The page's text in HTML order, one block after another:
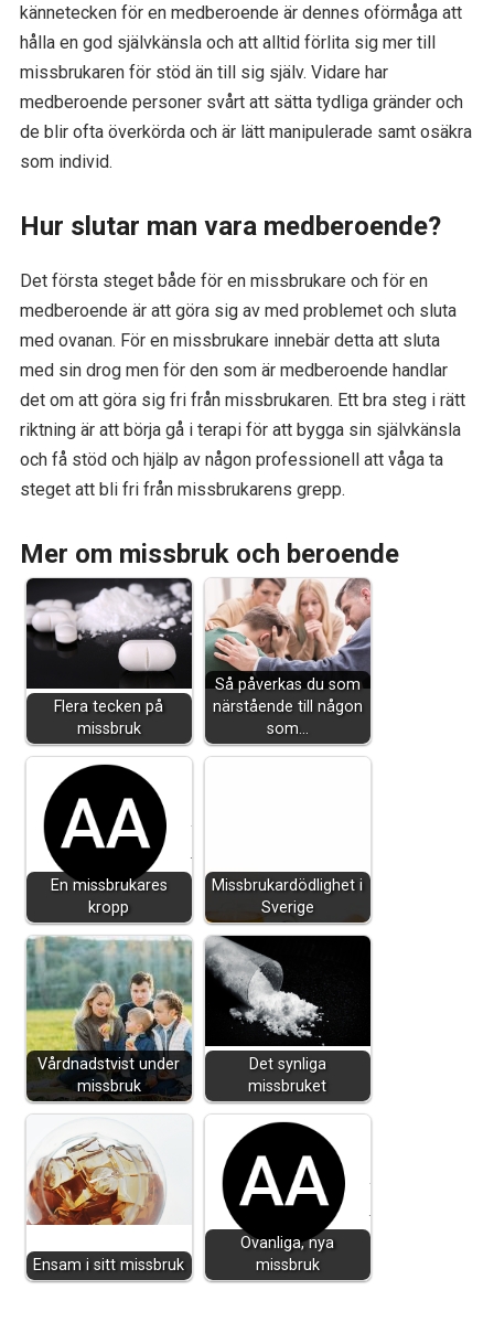
kännetecken för en medberoende är dennes oförmåga att
hålla en god självkänsla och att alltid förlita sig mer till
missbrukaren för stöd än till sig själv. Vidare har
medberoende personer svårt att sätta tydliga gränder och
de blir ofta överkörda och är lätt manipulerade samt osäkra
som individ.
Hur slutar man vara medberoende?
Det första steget både för en missbrukare och för en
medberoende är att göra sig av med problemet och sluta
med ovanan. För en missbrukare innebär detta att sluta
med sin drog men för den som är medberoende handlar
det om att göra sig fri från missbrukaren. Ett bra steg i rätt
riktning är att börja gå i terapi för att bygga sin självkänsla
och få stöd och hjälp av någon professionell att våga ta
steget att bli fri från missbrukarens grepp.
Mer om missbruk och beroende
Flera tecken på
missbruk
Så påverkas du som
närstående till någon
som…
En missbrukares
kropp
Missbrukardödlighet i
Sverige
Vårdnadstvist under
missbruk
Det synliga
missbruket
Ensam i sitt missbruk
Ovanliga, nya
missbruk